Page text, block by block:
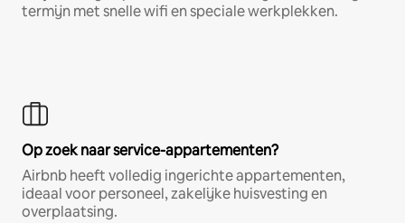
termijn met snelle wifi en speciale werkplekken.
Op zoek naar service-appartementen?
Airbnb heeft volledig ingerichte appartementen,
ideaal voor personeel, zakelijke huisvesting en
overplaatsing.